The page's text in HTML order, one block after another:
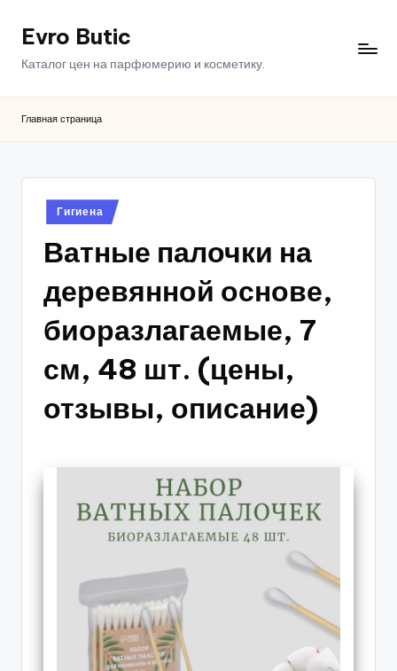
ПерейтиEvro Butic
Каталог цен на парфюмерию и косметику.
Главная страница
Опубликовано
в
Гигиена
Ватные палочки на
деревянной основе,
биоразлагаемые, 7
см, 48 шт. (цены,
отзывы, описание)